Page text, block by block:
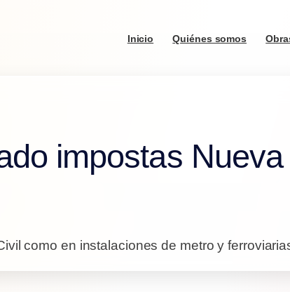
Inicio Quiénes somos
impostas
como en instalaciones de metro y